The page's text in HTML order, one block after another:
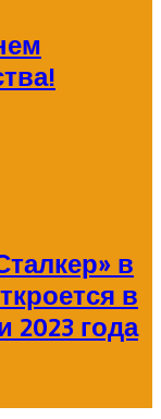
в
в
2023 года